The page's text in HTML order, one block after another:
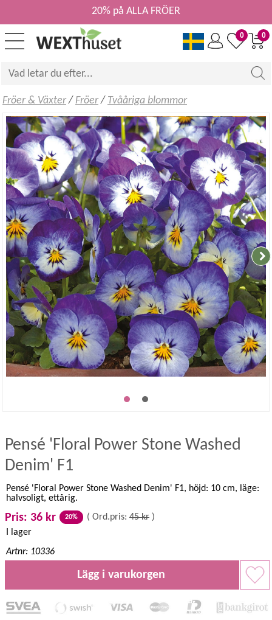
0
0
20% på ALLA FRÖER
Fröer & Växter/ Fröer/ Tvååriga blommor
Pensé 'Floral Power Stone Washed
Denim' F1
Pensé 'Floral Power Stone Washed Denim' F1, höjd: 10 cm, läge:
halvsoligt, ettårig.
Pris: 36 kr 20% ( Ord.pris: 45 kr )
I lager
Artnr: 10336
Lägg i varukorgen